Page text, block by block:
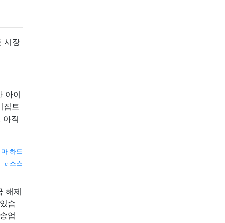
시장
아이
집트
아직
하드
소스
해제
습
업